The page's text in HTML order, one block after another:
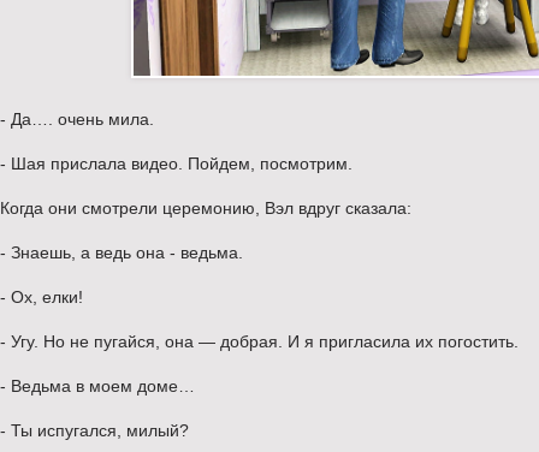
- Да…. очень мила.
- Шая прислала видео. Пойдем, посмотрим.
Когда они смотрели церемонию, Вэл вдруг сказала:
- Знаешь, а ведь она - ведьма.
- Ох, елки!
- Угу. Но не пугайся, она — добрая. И я пригласила их погостить.
- Ведьма в моем доме…
- Ты испугался, милый?